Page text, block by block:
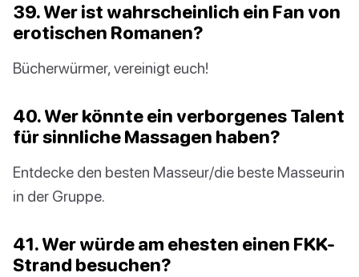
39. Wer ist wahrscheinlich ein Fan von
erotischen Romanen?
Bücherwürmer, vereinigt euch!
40. Wer könnte ein verborgenes Talent
für sinnliche Massagen haben?
Entdecke den besten Masseur/die beste Masseurin
in der Gruppe.
41. Wer würde am ehesten einen FKK-
Strand besuchen?